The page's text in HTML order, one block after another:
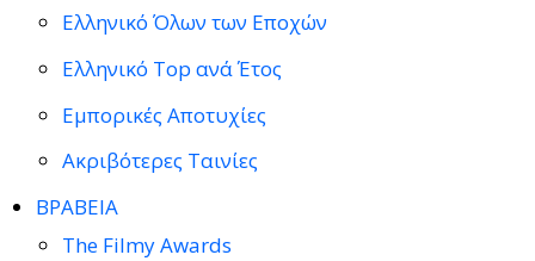
Ελληνικό Όλων των Εποχών
Ελληνικό Top ανά Έτος
Εμπορικές Αποτυχίες
Ακριβότερες Ταινίες
ΒΡΑΒΕΙΑ
The Filmy Awards